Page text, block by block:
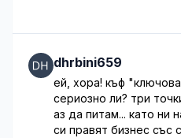
dhrbini659
ей, хора! къф
сериозно ли? три
аз да питам... като ни
си правят бизнес със